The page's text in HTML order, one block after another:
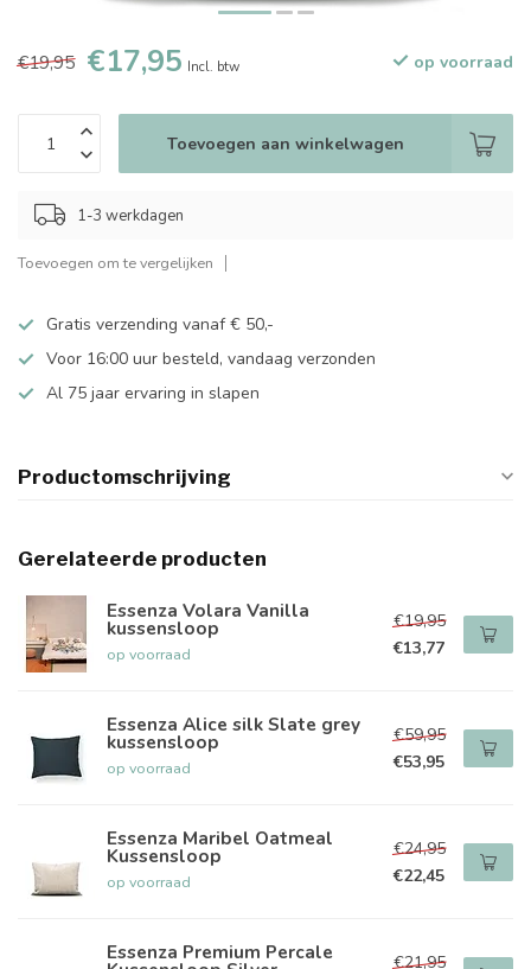
€19,95 €17,95 Incl. btw op voorraad
Toevoegen aan winkelwagen
1-3 werkdagen
Toevoegen om te vergelijken
Gratis verzending vanaf € 50,-
Voor 16:00 uur besteld, vandaag verzonden
Al 75 jaar ervaring in slapen
Productomschrijving
Gerelateerde producten
Essenza Volara Vanilla
kussensloop
op voorraad
€19,95
€13,77
Essenza Alice silk Slate grey
kussensloop
op voorraad
€59,95
€53,95
Essenza Maribel Oatmeal
Kussensloop
op voorraad
€24,95
€22,45
Essenza Premium Percale
€21,95